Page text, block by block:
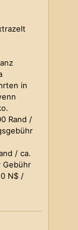
in
Rand /
/ ca.
Gebühr
N$ /